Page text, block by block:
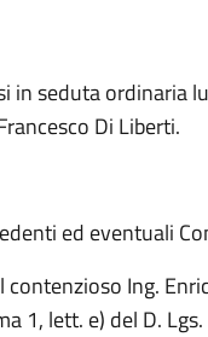
in seduta ordinaria
Di Liberti.
ed eventuali
Ing.
1, lett. e) del D.